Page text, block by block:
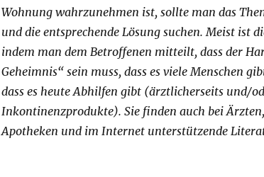
Wohnung wahrzunehmen ist, sollte man das
und die entsprechende Lösung suchen. Meist ist
indem man dem Betroffenen mitteilt, dass der
Geheimnis“ sein muss, dass es viele Menschen
dass es heute Abhilfen gibt (ärztlicherseits und/
Inkontinenzprodukte). Sie finden auch bei
Apotheken und im Internet unterstützende